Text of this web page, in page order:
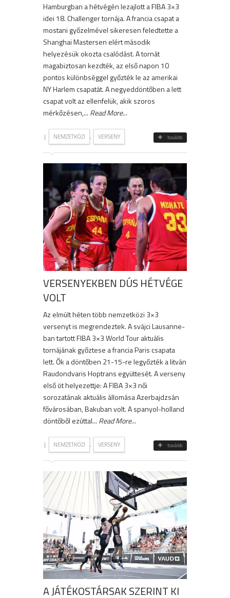
Hamburgban a hétvégén lezajlott a FIBA 3×3
idei 18. Challenger tornája. A francia csapat a
mostani győzelmével sikeresen feledtette a
Shanghai Mastersen elért második
helyezésük okozta csalódást. A tornát
magabiztosan kezdték, az első napon 10
pontos különbséggel győzték le az amerikai
NY Harlem csapatát. A negyeddöntőben a lett
csapat volt az ellenfelük, akik szoros
mérkőzésen,... Read More...
| NEMZETKÖZI , VERSENY tovább
VERSENYEKBEN DÚS HÉTVÉGE
VOLT
Az elmúlt héten több nemzetközi 3×3
versenyt is megrendeztek. A svájci Lausanne-
ban tartott FIBA 3×3 World Tour aktuális
tornájának győztese a francia Paris csapata
lett. Ők a döntőben 21-15-re legyőzték a litván
Raudondvaris Hoptrans együttesét. A verseny
első öt helyezettje: A FIBA 3×3 női
sorozatának aktuális állomása Azerbajdzsán
fővárosában, Bakuban volt. A spanyol-holland
döntőből ezúttal... Read More...
| NEMZETKÖZI , VERSENY tovább
A JÁTÉKOSTÁRSAK SZERINT KI